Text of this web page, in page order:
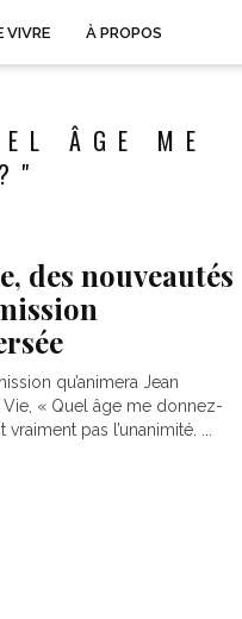
VIVRE À PROPOS
ÂGE ME
des nouveautés
qu’animera Jean
Vie, « Quel âge me donnez-
pas l’unanimité. ...